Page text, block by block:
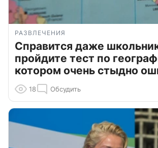
РАЗВЛЕЧЕНИЯ
Справится даже
пройдите тест по
котором очень стыдно
18 Обсудить